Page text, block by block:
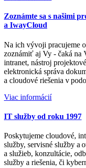
Zoznámte sa s našimi
a IwayCloud
Na ich vývoji pracujeme
zoznámiť aj Vy - čaká na
intranet, nástroj
elektronická správa
a cloudové riešenia v
Viac informácií
IT služby od roku 1997
Poskytujeme cloudové,
služby, servisné služby a
a služieb, konzultácie,
služby a riešenia, či